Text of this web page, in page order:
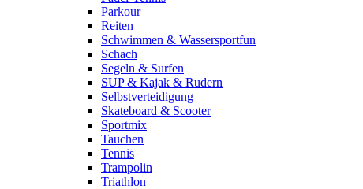
Parkour
Reiten
Schwimmen & Wassersportfun
Schach
Segeln & Surfen
SUP & Kajak & Rudern
Selbstverteidigung
Skateboard & Scooter
Sportmix
Tauchen
Tennis
Trampolin
Triathlon